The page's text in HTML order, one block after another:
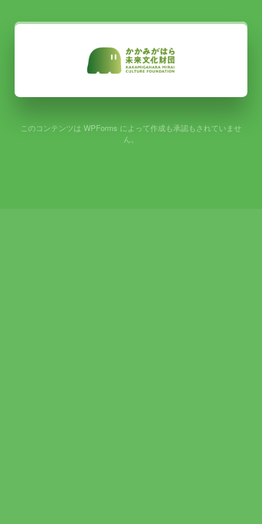
このコンテンツは WPForms によって作成も承認もされていませ
ん。